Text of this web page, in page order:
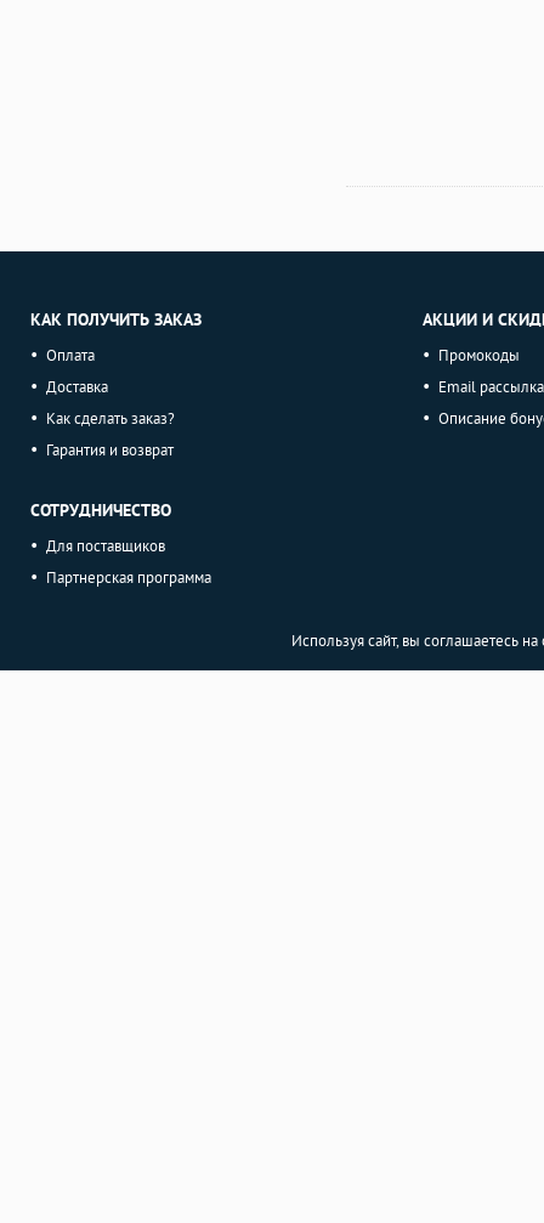
КАК ПОЛУЧИТЬ ЗАКАЗ
Оплата
Доставка
Как сделать заказ?
Гарантия и возврат
СОТРУДНИЧЕСТВО
Для поставщиков
Партнерская программа
АКЦИИ И
Промокоды
Email рассылка
Описание
Используя сайт, вы соглашаетесь